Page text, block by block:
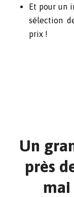
Et pour un
sélection
prix !
Un
près
mai